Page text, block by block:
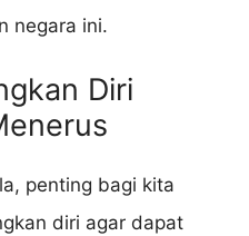
negara ini.
Diri
penting bagi kita
diri agar dapat